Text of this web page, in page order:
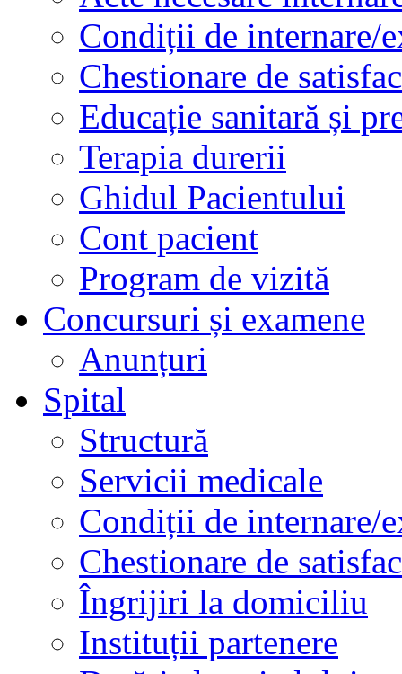
Condiții de internare/
Chestionare de
Educație sanitară și
Terapia durerii
Ghidul Pacientului
Cont pacient
Program de vizită
Concursuri și examene
Anunțuri
Spital
Structură
Servicii medicale
Condiții de internare/
Chestionare de
Îngrijiri la domiciliu
Instituții partenere